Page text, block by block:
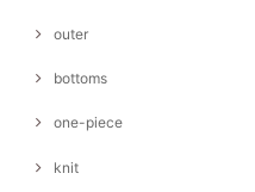
outer
bottoms
one-piece
knit